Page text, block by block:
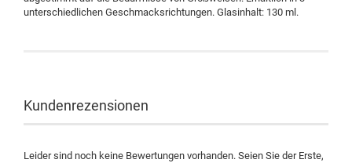
unterschiedlichen Geschmacksrichtungen. Glasinhalt: 130 ml.
Kundenrezensionen
Leider sind noch keine Bewertungen vorhanden. Seien Sie der Erste,